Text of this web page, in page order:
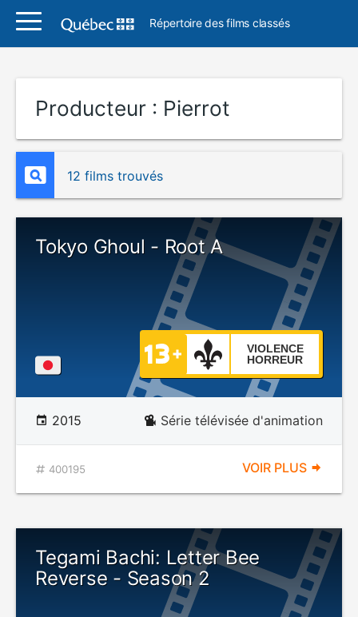
Répertoire des films classés
Producteur : Pierrot
12 films trouvés
Tokyo Ghoul - Root A
VIOLENCE
HORREUR
2015 Série télévisée d'animation
400195 VOIR PLUS
Tegami Bachi: Letter Bee
Reverse - Season 2